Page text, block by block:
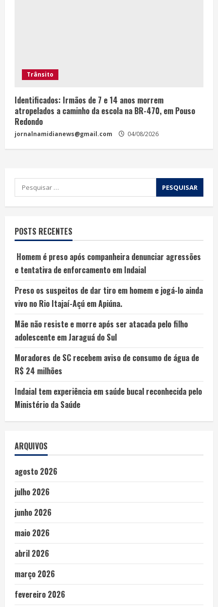
Trânsito
Identificados: Irmãos de 7 e 14 anos morrem
atropelados a caminho da escola na BR-470, em Pouso
Redondo
jornalnamidianews@gmail.com 04/08/2026
POSTS RECENTES
Homem é preso após companheira denunciar agressões
e tentativa de enforcamento em Indaial
Preso os suspeitos de dar tiro em homem e jogá-lo ainda
vivo no Rio Itajaí-Açú em Apiúna.
Mãe não resiste e morre após ser atacada pelo filho
adolescente em Jaraguá do Sul
Moradores de SC recebem aviso de consumo de água de
R$ 24 milhões
Indaial tem experiência em saúde bucal reconhecida pelo
Ministério da Saúde
ARQUIVOS
agosto 2026
julho 2026
junho 2026
maio 2026
abril 2026
março 2026
fevereiro 2026